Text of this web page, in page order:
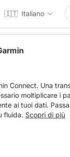
🇮🇹 Italiano
Connect. Una
moltiplicare i
ai tuoi dati.
fluida. Scopri di più